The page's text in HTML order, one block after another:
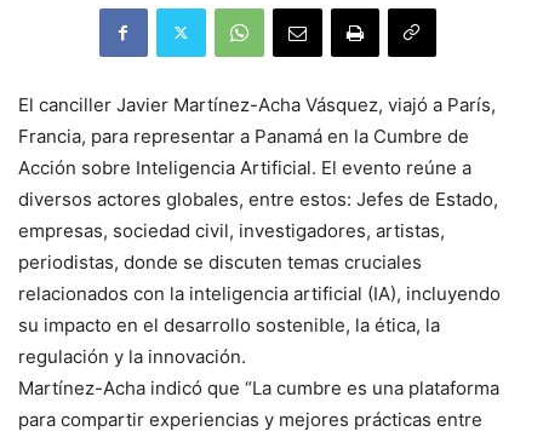
El canciller Javier Martínez-Acha Vásquez, viajó a París,
Francia, para representar a Panamá en la Cumbre de
Acción sobre Inteligencia Artificial. El evento reúne a
diversos actores globales, entre estos: Jefes de Estado,
empresas, sociedad civil, investigadores, artistas,
periodistas, donde se discuten temas cruciales
relacionados con la inteligencia artificial (IA), incluyendo
su impacto en el desarrollo sostenible, la ética, la
regulación y la innovación.
Martínez-Acha indicó que “La cumbre es una plataforma
para compartir experiencias y mejores prácticas entre